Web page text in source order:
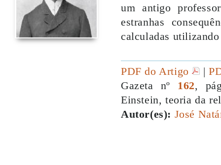
um antigo
estranhas
calculadas
PDF do Artigo |
Gazeta nº 162,
Einstein, teoria da
Autor(es): José